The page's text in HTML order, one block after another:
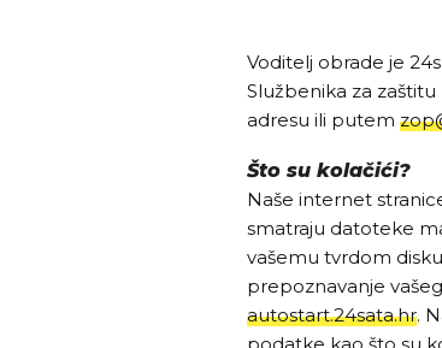
Voditelj obrade je
Službenika za
adresu ili putem
Što su kolačići?
Naše internet
smatraju datoteke
vašemu tvrdom
prepoznavanje
autostart.24sata.hr.